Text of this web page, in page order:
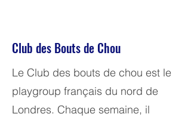
Club des Bouts de Chou
Le Club des bouts de chou est le
playgroup français du nord de
Londres. Chaque semaine, il